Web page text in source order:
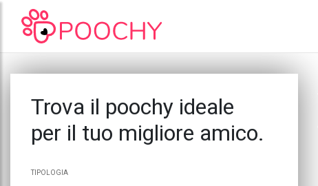
Trova il poochy ideale
per il tuo migliore amico.
TIPOLOGIA